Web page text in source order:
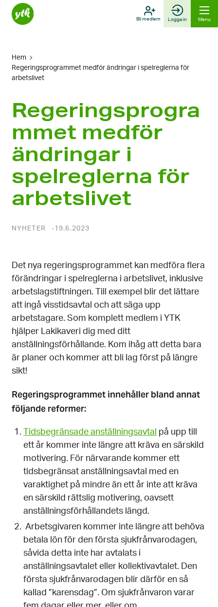
Skip
Bli medlem Logga in Menu
Hem
Regeringsprogrammet medför ändringar i spelreglerna för
arbetslivet
Regeringsprogra
mmet medför
ändringar i
spelreglerna för
arbetslivet
NYHETER 19.6.2023
Det nya regeringsprogrammet kan medföra flera
förändringar i spelreglerna i arbetslivet, inklusive
arbetslagstiftningen. Till exempel blir det lättare
att ingå visstidsavtal och att säga upp
arbetstagare. Som komplett medlem i YTK
hjälper Lakikaveri dig med ditt
anställningsförhållande. Kom ihåg att detta bara
är planer och kommer att bli lag först på längre
sikt!
Regeringsprogrammet innehåller bland annat
följande reformer:
Tidsbegränsade anställningsavtal på upp till
ett år kommer inte längre att kräva en särskild
motivering. För närvarande kommer ett
tidsbegränsat anställningsavtal med en
varaktighet på mindre än ett år inte att kräva
en särskild rättslig motivering, oavsett
anställningsförhållandets längd.
Arbetsgivaren kommer inte längre att behöva
betala lön för den första sjukfrånvarodagen,
såvida detta inte har avtalats i
anställningsavtalet eller kollektivavtalet. Den
första sjukfrånvarodagen blir därför en så
kallad ”karensdag”. Om sjukfrånvaron varar